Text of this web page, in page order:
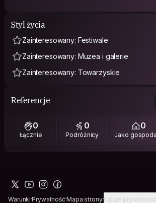
Styl życia
Zainteresowany: Festiwale
Zainteresowany: Muzea i galerie
Zainteresowany: Towarzyskie
Referencje
0
Łącznie
0
Podróżnicy
0
Jako
WarunkiPrywatnośćMapa stronyOpcje